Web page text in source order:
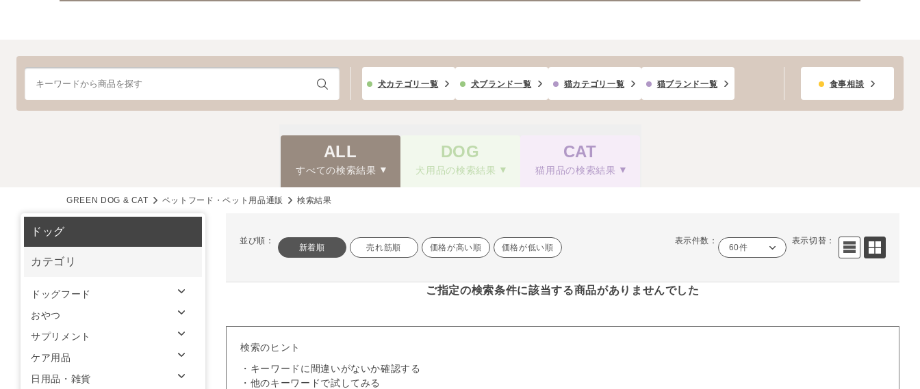
犬カテゴリ一覧 犬ブランド一覧 猫カテゴリ一覧 猫ブランド一覧 食事相談
ALL
すべての検索結果
DOG
犬用品の検索結果
CAT
猫用品の検索結果
GREEN DOG & CAT ペットフード・ペット用品通販 検索結果
並び順：
新着順 売れ筋順 価格が高い順 価格が低い順
表示件数：
60件
表示切替：
ご指定の検索条件に該当する商品がありませんでした
検索のヒント
・キーワードに間違いがないか確認する
・他のキーワードで試してみる
ドッグ
カテゴリ
ドッグフード
おやつ
サプリメント
ケア用品
日用品・雑貨